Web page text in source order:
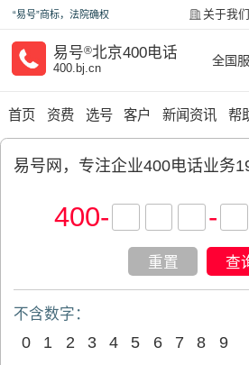
“易号”商标，法院确权 关于我们
易号®北京400电话
400.bj.cn
全国
首页 资费 选号 客户 新闻资讯 帮
易号网，专注企业400电话业务
400- -
重置 查
不含数字：
0 1 2 3 4 5 6 7 8 9